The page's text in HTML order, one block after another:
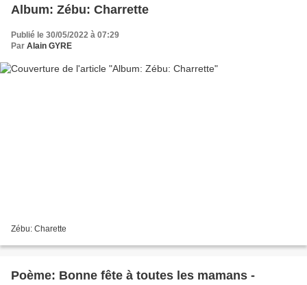
Album: ​​​​​​​Zébu: Charrette
Publié le 30/05/2022 à 07:29
Par Alain GYRE
Zébu: Charette
Poème: Bonne fête à toutes les mamans -